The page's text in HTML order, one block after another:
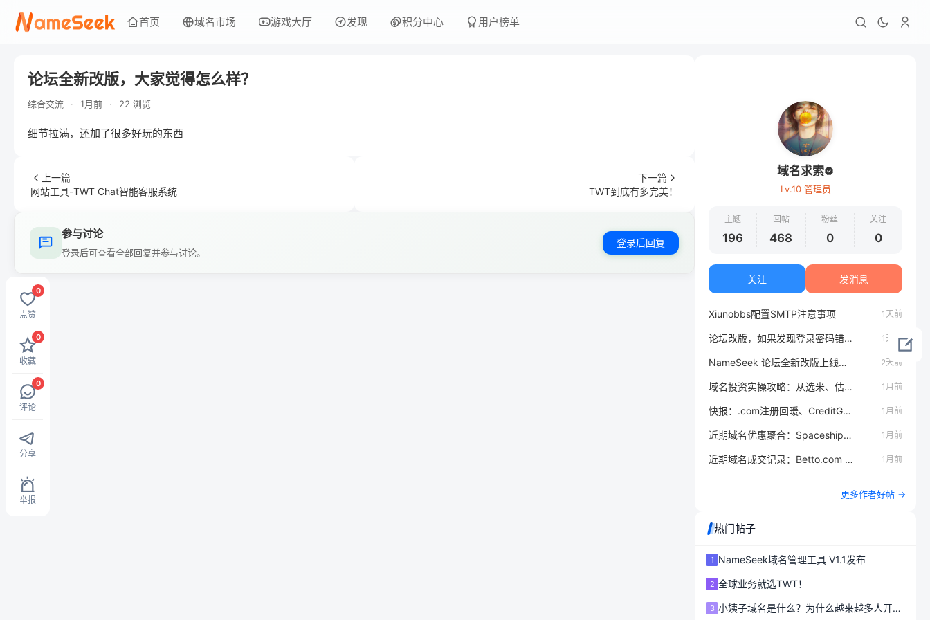
首页 域名市场 游戏大厅 发现 积分中心 用户榜单
0
点赞
0
收藏
0
评论
分享
举报
论坛全新改版，大家觉得怎么样？
综合交流 · 1月前 · 22 浏览
细节拉满，还加了很多好玩的东西
上一篇
网站工具-TWT Chat智能客服系统
下一篇
TWT到底有多完美！
参与讨论
登录后可查看全部回复并参与讨论。
登录后回复
域名求索
Lv.10 管理员
主题
196
回帖
468
粉丝
0
关注
0
关注 发消息
Xiunobbs配置SMTP注意事项 1天前
论坛改版，如果发现登录密码错误，请重置密码
1天前
NameSeek 论坛全新改版上线｜回帖领 1000 金币
2天前
域名投资实操攻略：从选米、估值到卖出的完整流
1月前
快报：.com注册回暖、CreditGPT.com争议、
1月前
近期域名优惠聚合：Spaceship $2.88、1月前
近期域名成交记录：Betto.com 12.8万美元、x.gg
1月前
更多作者好帖 →
热门帖子
1 NameSeek域名管理工具 V1.1发布
2 全球业务就选TWT！
3 小姨子域名是什么？为什么越来越多人开始使用.xyz后缀？